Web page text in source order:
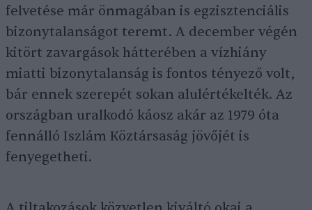
felvetése már önmagában is egzisztenciális
bizonytalanságot teremt. A december végén
kitört zavargások hátterében a vízhiány
miatti bizonytalanság is fontos tényező volt,
bár ennek szerepét sokan alulértékelték. Az
országban uralkodó káosz akár az 1979 óta
fennálló Iszlám Köztársaság jövőjét is
fenyegetheti.